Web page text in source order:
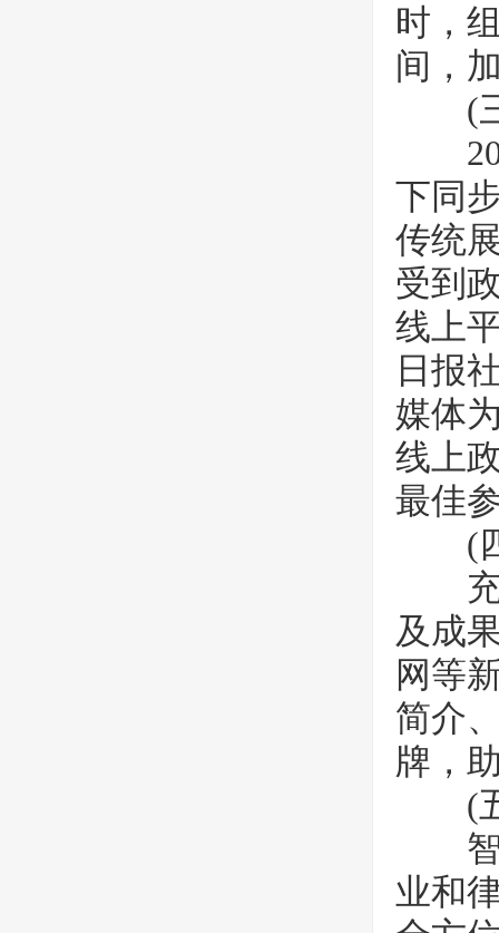
时，
间，
(三)
下同
传统
受到
线上
日报
媒体
线上
最佳
(四)
充分
及成
网等
简介
牌，
(五)
智
业和